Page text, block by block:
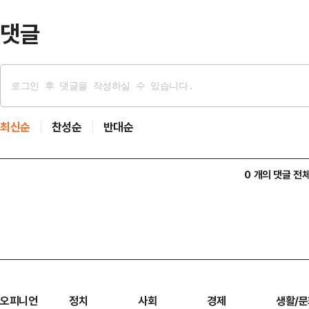
댓글
최신순 찬성순 반대순
0 개의 댓글 전
오피니언 정치 사회 경제 생활/